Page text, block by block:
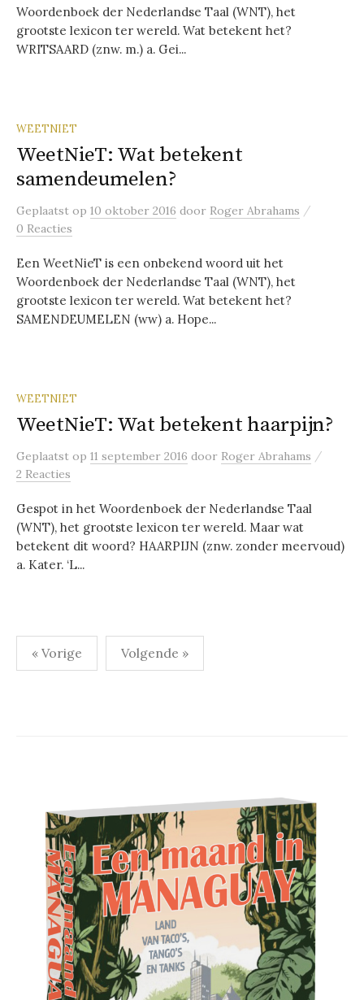
Woordenboek der Nederlandse Taal (WNT), het
grootste lexicon ter wereld. Wat betekent het?
WRITSAARD (znw. m.) a. Gei...
WEETNIET
WeetNieT: Wat betekent
samendeumelen?
Geplaatst op 10 oktober 2016 door Roger Abrahams /
0 Reacties
Een WeetNieT is een onbekend woord uit het
Woordenboek der Nederlandse Taal (WNT), het
grootste lexicon ter wereld. Wat betekent het?
SAMENDEUMELEN (ww) a. Hope...
WEETNIET
WeetNieT: Wat betekent haarpijn?
Geplaatst op 11 september 2016 door Roger Abrahams /
2 Reacties
Gespot in het Woordenboek der Nederlandse Taal
(WNT), het grootste lexicon ter wereld. Maar wat
betekent dit woord? HAARPIJN (znw. zonder meervoud)
a. Kater. ‘L...
Berichten
paginering
« Vorige Volgende »